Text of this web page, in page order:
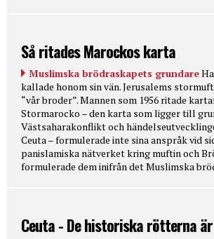
Så ritades Marockos karta
Muslimska brödraskapets grundare
kallade honom sin vän. Jerusalems
“vår broder”. Mannen som 1956 ritade
Stormarocko – den karta som ligger till
Västsaharakonflikt och
Ceuta – formulerade inte sina anspråk vid
panislamiska nätverket kring muftin och
formulerade dem inifrån det Muslimska
Ceuta - De historiska rötterna